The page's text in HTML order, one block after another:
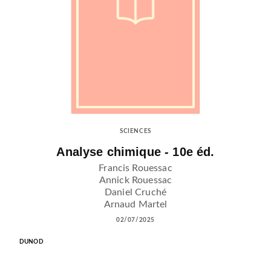
SCIENCES
Analyse chimique - 10e éd.
Francis Rouessac
Annick Rouessac
Daniel Cruché
Arnaud Martel
02/07/2025
DUNOD